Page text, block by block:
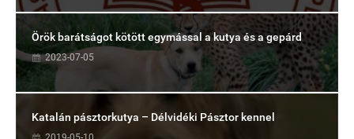
Örök barátságot kötött egymással a kutya és a gepárd
2023-07-05
Katalán pásztorkutya – Délvidéki Pásztor kennel